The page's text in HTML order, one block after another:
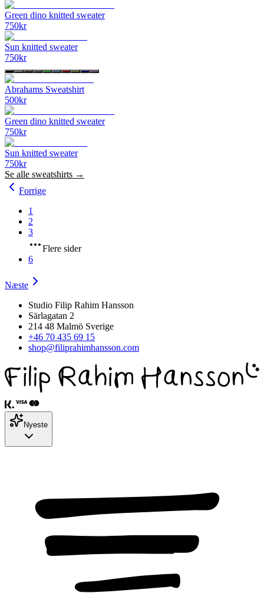
Green dino knitted sweater
750kr
Sun knitted sweater
750kr
Abrahams Sweatshirt
500kr
Green dino knitted sweater
750kr
Sun knitted sweater
750kr
Se alle sweatshirts →
Forrige
1
2
3
Flere sider
6
Næste
Studio Filip Rahim Hansson
Särlagatan 2
214 48 Malmö Sverige
+46 70 435 69 15
shop@filiprahimhansson.com
Nyeste